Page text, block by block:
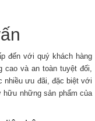
đến với quý khách hàng
cao và an toàn tuyệt đối,
nhiều ưu đãi, đặc biệt với
những sản phẩm của